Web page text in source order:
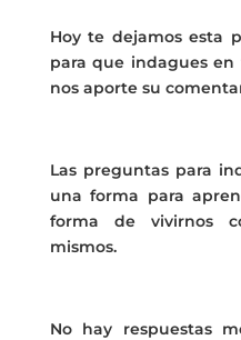
Hoy te dejamos esta
para que indagues
nos aporte su
Las preguntas para
una forma para
forma de vivirnos
mismos.
No hay respuestas